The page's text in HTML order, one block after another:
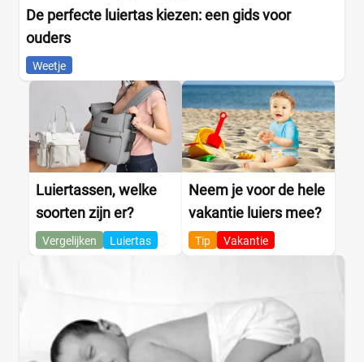
De perfecte luiertas kiezen: een gids voor
ouders
Weetje
Luiertassen, welke
soorten zijn er?
Vergelijken Luiertas
Neem je voor de hele
vakantie luiers mee?
Tip Vakantie